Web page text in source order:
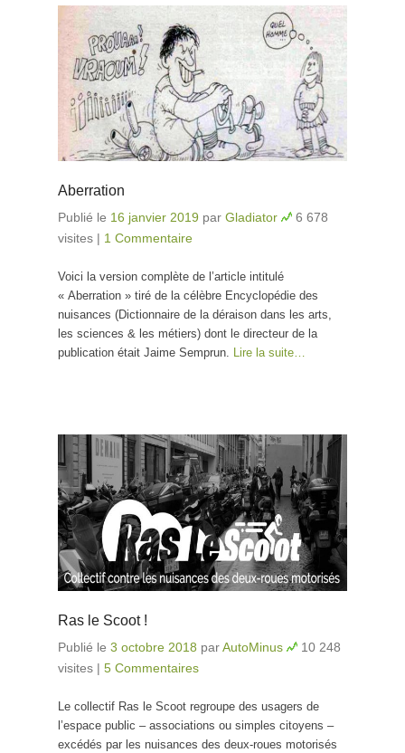
Aberration
Publié le 16 janvier 2019 par Gladiator
6 678
visites | 1 Commentaire
Voici la version complète de l’article intitulé
« Aberration » tiré de la célèbre Encyclopédie des
nuisances (Dictionnaire de la déraison dans les arts,
les sciences & les métiers) dont le directeur de la
publication était Jaime Semprun. Lire la suite…
Ras le Scoot !
Publié le 3 octobre 2018 parAutoMinus
10 248
visites | 5 Commentaires
Le collectif Ras le Scoot regroupe des usagers de
l’espace public – associations ou simples citoyens –
excédés par les nuisances des deux-roues motorisés